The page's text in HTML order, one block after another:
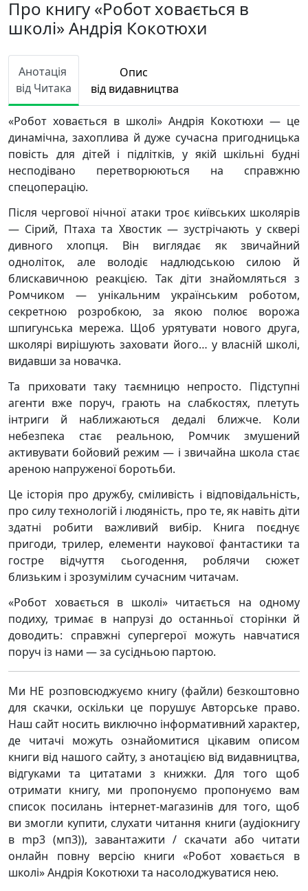
Про книгу «Робот ховається в
школі» Андрія Кокотюхи
Анотація
від Читака
Опис
від видавництва
«Робот ховається в школі» Андрія Кокотюхи — це
динамічна, захоплива й дуже сучасна пригодницька
повість для дітей і підлітків, у якій шкільні будні
несподівано перетворюються на справжню
спецоперацію.
Після чергової нічної атаки троє київських школярів
— Сірий, Птаха та Хвостик — зустрічають у сквері
дивного хлопця. Він виглядає як звичайний
одноліток, але володіє надлюдською силою й
блискавичною реакцією. Так діти знайомляться з
Ромчиком — унікальним українським роботом,
секретною розробкою, за якою полює ворожа
шпигунська мережа. Щоб урятувати нового друга,
школярі вирішують заховати його… у власній школі,
видавши за новачка.
Та приховати таку таємницю непросто. Підступні
агенти вже поруч, грають на слабкостях, плетуть
інтриги й наближаються дедалі ближче. Коли
небезпека стає реальною, Ромчик змушений
активувати бойовий режим — і звичайна школа стає
ареною напруженої боротьби.
Це історія про дружбу, сміливість і відповідальність,
про силу технологій і людяність, про те, як навіть діти
здатні робити важливий вибір. Книга поєднує
пригоди, трилер, елементи наукової фантастики та
гостре відчуття сьогодення, роблячи сюжет
близьким і зрозумілим сучасним читачам.
«Робот ховається в школі» читається на одному
подиху, тримає в напрузі до останньої сторінки й
доводить: справжні супергерої можуть навчатися
поруч із нами — за сусідньою партою.
Ми НЕ розповсюджуємо книгу (файли) безкоштовно
для скачки, оскільки це порушує Авторське право.
Наш сайт носить виключно інформативний характер,
де читачі можуть ознайомитися цікавим описом
книги від нашого сайту, з анотацією від видавництва,
відгуками та цитатами з книжки. Для того щоб
отримати книгу, ми пропонуємо пропонуємо вам
список посилань інтернет-магазинів для того, щоб
ви змогли купити, слухати читання книги (аудіокнигу
в mp3 (мп3)), завантажити / скачати або читати
онлайн повну версію книги «Робот ховається в
школі» Андрія Кокотюхи та насолоджуватися нею.